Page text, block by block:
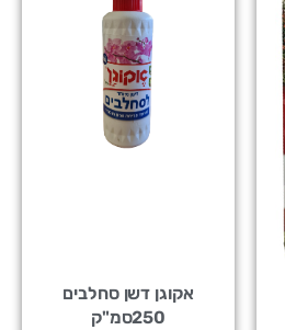
אקוגן דשן סחלבים
250סמ"ק